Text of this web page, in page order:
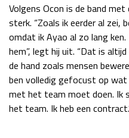
Volgens Ocon is de band
sterk. “Zoals ik eerder al zei,
omdat ik Ayao al zo lang
hem”, legt hij uit. “Dat is
de hand zoals mensen
ben volledig gefocust op
met het team moet doen. Ik
het team. Ik heb een